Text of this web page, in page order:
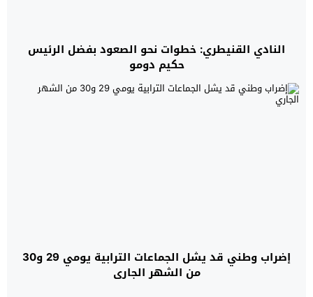
النادي القنيطري: خطوات نحو الصعود بفضل الرئيس
حكيم دومو
إضراب وطني قد يشل الجماعات الترابية يومي 29 و30
من الشهر الجاري